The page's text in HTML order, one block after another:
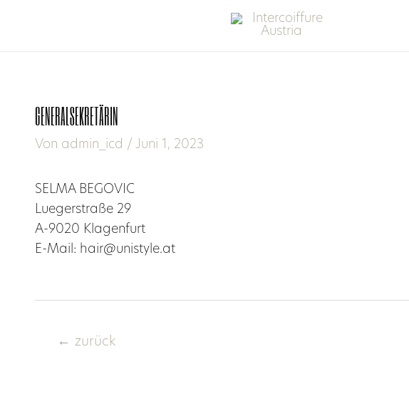
GENERALSEKRETÄRIN
Von admin_icd / Juni 1, 2023
SELMA BEGOVIC
Luegerstraße 29
A-9020 Klagenfurt
E-Mail: hair@unistyle.at
← zurück